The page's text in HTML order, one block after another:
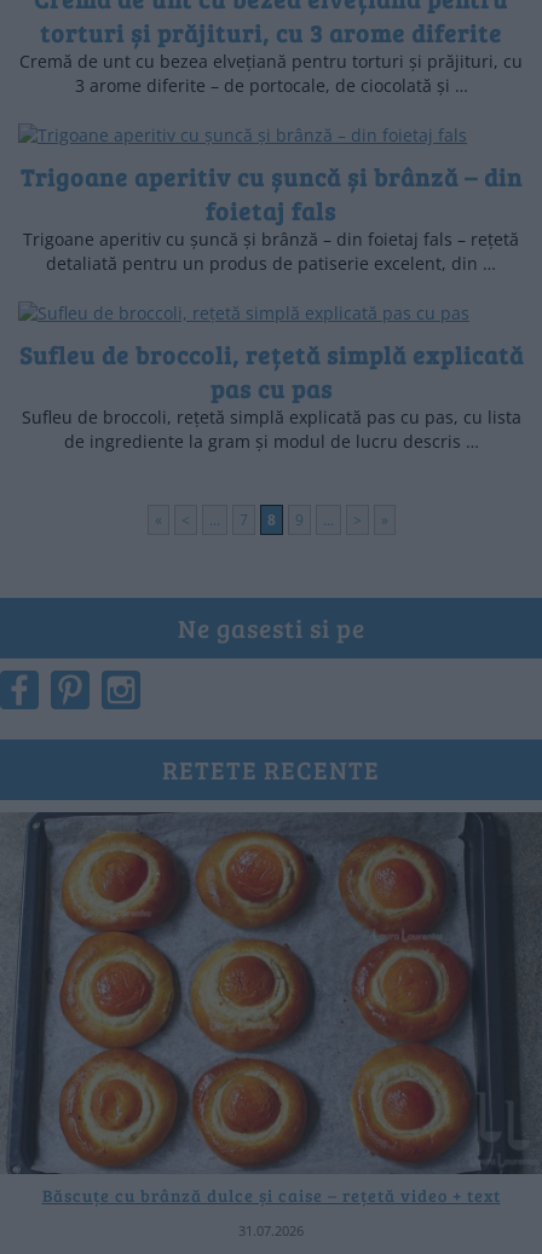
torturi și prăjituri, cu 3 arome diferite
Cremă de unt cu bezea elvețiană pentru torturi și prăjituri, cu
3 arome diferite – de portocale, de ciocolată și …
Trigoane aperitiv cu șuncă și brânză – din
foietaj fals
Trigoane aperitiv cu șuncă și brânză – din foietaj fals – rețetă
detaliată pentru un produs de patiserie excelent, din …
Sufleu de broccoli, rețetă simplă explicată
pas cu pas
Sufleu de broccoli, rețetă simplă explicată pas cu pas, cu lista
de ingrediente la gram și modul de lucru descris …
« < ... 7 8 9 ... > »
Ne gasesti si pe
RETETE RECENTE
Băscuțe cu brânză dulce și caise – rețetă video + text
31.07.2026